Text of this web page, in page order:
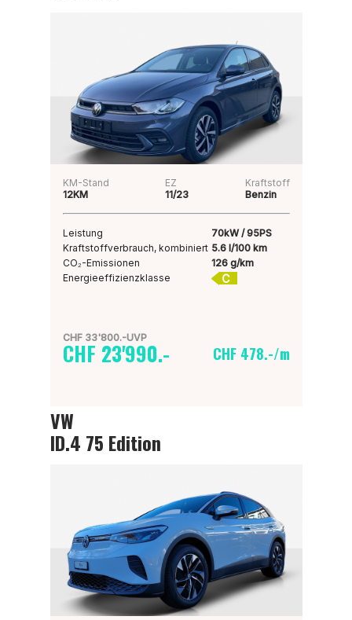
KM-Stand
12KM
EZ
11/23
Kraftstoff
Benzin
Leistung
70kW / 95PS
Kraftstoffverbrauch, kombiniert 5.6 l/100 km
CO₂-Emissionen
126 g/km
Energieeffizienzklasse
C
CHF 33'800.-UVP
CHF 23'990.- CHF 478.-/m
VW
ID.4 75 Edition